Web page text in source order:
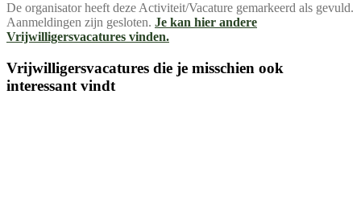
De organisator heeft deze Activiteit/Vacature gemarkeerd als gevuld.
Aanmeldingen zijn gesloten. Je kan hier andere
Vrijwilligersvacatures vinden.
Vrijwilligersvacatures die je misschien ook
interessant vindt